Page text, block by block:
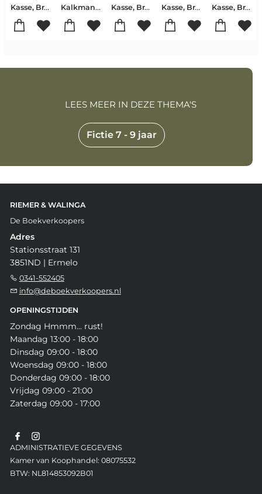
Kasse, Bram
Kalkman, Roland Kasse, Bram Mijnders,
Kasse, Bram
Kasse, Bram
Kasse, Bram
Fictie 7 - 9 jaar
LEES MEER IN DEZE THEMA'S
RIEMER & WALINGA
De Boekverkoopers
Adres
Stationsstraat 131
3851ND | Ermelo
0341-552405
info@deboekverkoopers.nl
OPENINGSTIJDEN
Zondag Hmmm... rust!
Maandag 13:00 - 18:00
Dinsdag 09:00 - 18:00
Woensdag 09:00 - 18:00
Donderdag 09:00 - 18:00
Vrijdag 09:00 - 21:00
Zaterdag 09:00 - 17:00
ADMINISTRATIEVE GEGEVENS
Kamer van Koophandel: 08075532
BTW: NL814853092B01